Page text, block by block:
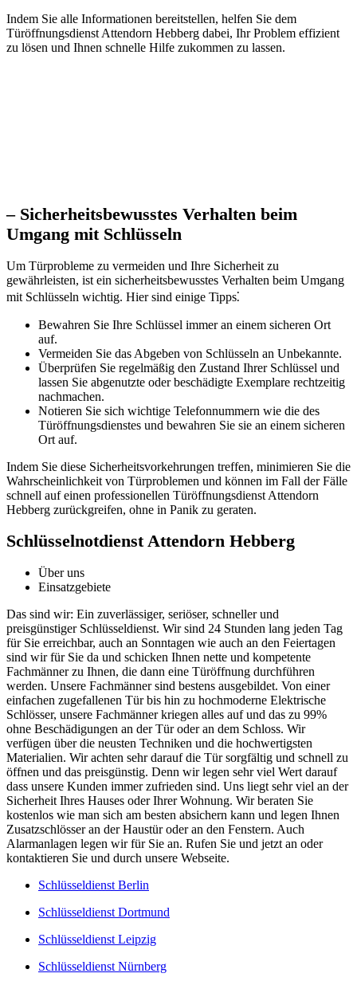
Indem Sie alle Informationen bereitstellen, helfen Sie dem
Türöffnungsdienst Attendorn Hebberg dabei, Ihr Problem effizient
zu lösen und Ihnen schnelle Hilfe zukommen zu lassen.​
– Sicherheitsbewusstes Verhalten beim
Umgang mit Schlüsseln
Um Türprobleme zu vermeiden und Ihre Sicherheit zu
gewährleisten, ist ein sicherheitsbewusstes Verhalten beim Umgang
mit Schlüsseln wichtig. Hier sind einige Tipps⁚
Bewahren Sie Ihre Schlüssel immer an einem sicheren Ort
auf.​
Vermeiden Sie das Abgeben von Schlüsseln an Unbekannte.​
Überprüfen Sie regelmäßig den Zustand Ihrer Schlüssel und
lassen Sie abgenutzte oder beschädigte Exemplare rechtzeitig
nachmachen.​
Notieren Sie sich wichtige Telefonnummern wie die des
Türöffnungsdienstes und bewahren Sie sie an einem sicheren
Ort auf.​
Indem Sie diese Sicherheitsvorkehrungen treffen, minimieren Sie die
Wahrscheinlichkeit von Türproblemen und können im Fall der Fälle
schnell auf einen professionellen Türöffnungsdienst Attendorn
Hebberg zurückgreifen, ohne in Panik zu geraten.​
Schlüsselnotdienst Attendorn Hebberg
Über uns
Einsatzgebiete
Das sind wir: Ein zuverlässiger, seriöser, schneller und
preisgünstiger Schlüsseldienst. Wir sind 24 Stunden lang jeden Tag
für Sie erreichbar, auch an Sonntagen wie auch an den Feiertagen
sind wir für Sie da und schicken Ihnen nette und kompetente
Fachmänner zu Ihnen, die dann eine Türöffnung durchführen
werden. Unsere Fachmänner sind bestens ausgebildet. Von einer
einfachen zugefallenen Tür bis hin zu hochmoderne Elektrische
Schlösser, unsere Fachmänner kriegen alles auf und das zu 99%
ohne Beschädigungen an der Tür oder an dem Schloss. Wir
verfügen über die neusten Techniken und die hochwertigsten
Materialien. Wir achten sehr darauf die Tür sorgfältig und schnell zu
öffnen und das preisgünstig. Denn wir legen sehr viel Wert darauf
dass unsere Kunden immer zufrieden sind. Uns liegt sehr viel an der
Sicherheit Ihres Hauses oder Ihrer Wohnung. Wir beraten Sie
kostenlos wie man sich am besten absichern kann und legen Ihnen
Zusatzschlösser an der Haustür oder an den Fenstern. Auch
Alarmanlagen legen wir für Sie an. Rufen Sie und jetzt an oder
kontaktieren Sie und durch unsere Webseite.
Schlüsseldienst Berlin
Schlüsseldienst Dortmund
Schlüsseldienst Leipzig
Schlüsseldienst Nürnberg